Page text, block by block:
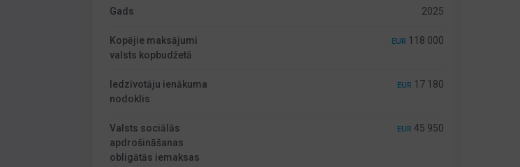
Gads 2025
Kopējie maksājumi
valsts kopbudžetā
EUR 118 000
Iedzīvotāju ienākuma
nodoklis
EUR 17 180
Valsts sociālās
apdrošināšanas
obligātās iemaksas
EUR 45 950